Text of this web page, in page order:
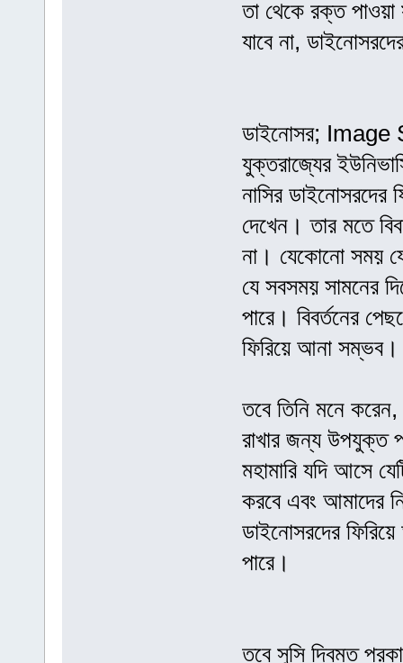
তা থেকে রক্ত
যাবে না,
ডাইনোসর;
যুক্তরাজ্যের
নাসির ডাইনোসরদের
দেখেন। তার মতে
না। যেকোনো সময়
যে সবসময় সামনের
পারে। বিবর্তনের
ফিরিয়ে আনা সম্ভব।
তবে তিনি মনে করেন,
রাখার জন্য উপযুক্ত
মহামারি যদি আসে
করবে এবং আমাদের
ডাইনোসরদের
পারে।
তবে সুসি দ্বিমত